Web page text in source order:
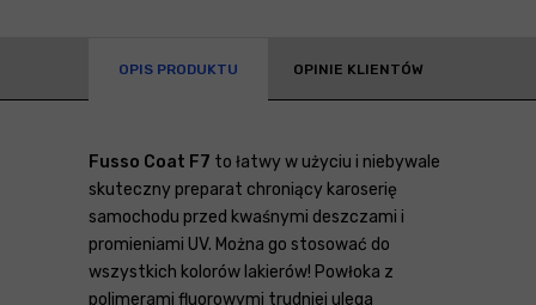
OPIS PRODUKTU OPINIE KLIENTÓW
Fusso Coat F7 to łatwy w użyciu i niebywale
skuteczny preparat chroniący karoserię
samochodu przed kwaśnymi deszczami i
promieniami UV. Można go stosować do
wszystkich kolorów lakierów! Powłoka z
polimerami fluorowymi trudniej ulega